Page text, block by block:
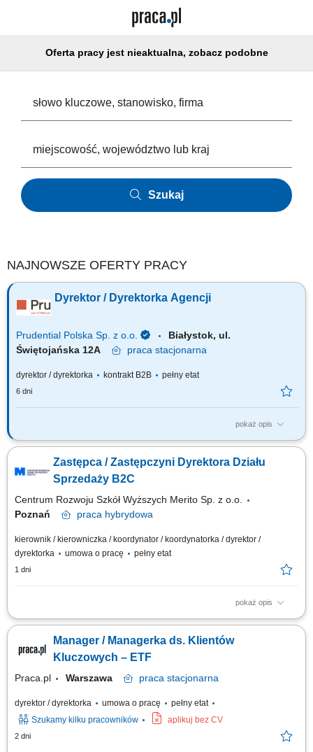
Oferta pracy jest nieaktualna, zobacz podobne
Szukaj
NAJNOWSZE OFERTY PRACY
Dyrektor / Dyrektorka Agencji
Prudential Polska Sp. z o.o.
Białystok, ul.
Świętojańska 12A
praca stacjonarna
dyrektor / dyrektorka kontrakt B2B pełny etat
6 dni
pokaż opis
Za co będziesz odpowiadać: własny biznes przychodowy i zarządzanie
Planowania Finansowego oraz Menedżerów, budowanie portfela
Klientów poprzez aktywną sprzedaż własną, zapewnienie wsparcia
Zastępca / Zastępczyni Dyrektora Działu
Sprzedaży B2C
Centrum Rozwoju Szkół Wyższych Merito Sp. z o.o.
Poznań
praca hybrydowa
kierownik / kierowniczka / koordynator / koordynatorka / dyrektor /
dyrektorka
umowa o pracę pełny etat
1 dni
pokaż opis
Zakres obowiązków: Współtworzenie i realizacja strategii sprzedaży B2C,
inicjatyw wspierających rozwój sprzedaży. Tworzenie polityk
sprzedażowych i cenowych (w tym narzędzi do promocji).
Manager / Managerka ds. Klientów
Kluczowych – ETF
Praca.pl Warszawa praca stacjonarna
dyrektor / dyrektorka umowa o pracę
pełny etat
Szukamy kilku pracowników
aplikuj bez CV
2 dni